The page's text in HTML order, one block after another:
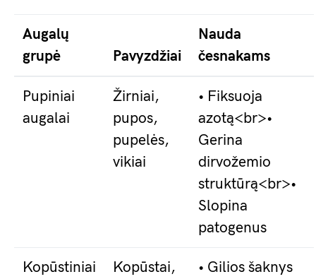
Augalų
grupė
Pavyzdžiai
Nauda
česnakams
Pupiniai
augalai
Žirniai,
pupos,
pupelės,
vikiai
• Fiksuoja
azotą<br>•
Gerina
dirvožemio
struktūrą<br>•
Slopina
patogenus
Kopūstiniai
Kopūstai,
• Gilios šaknys